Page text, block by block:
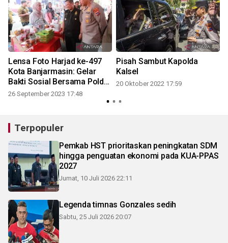
Lensa Foto Harjad ke-497
Kota Banjarmasin: Gelar
Bakti Sosial Bersama Polda
Kalsel
26 September 2023 17:48
Pisah Sambut Kapolda
Kalsel
20 Oktober 2022 17:59
Terpopuler
Pemkab HST prioritaskan peningkatan SDM
hingga penguatan ekonomi pada KUA-PPAS
2027
Jumat, 10 Juli 2026 22:11
Legenda timnas Gonzales sedih
Sabtu, 25 Juli 2026 20:07